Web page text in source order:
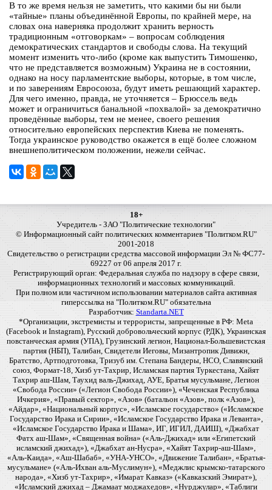
В то же время нельзя не заметить, что какими бы ни были
«тайные» планы объединённой Европы, по крайней мере, на
словах она наверняка продолжит хранить верность
традиционным «отговоркам» – вопросам соблюдения
демократических стандартов и свободы слова. На текущий
момент изменить что-либо (кроме как выпустить Тимошенко,
что не представляется возможным) Украина не в состоянии,
однако на носу парламентские выборы, которые, в том числе,
и по заверениям Евросоюза, будут иметь решающий характер.
Для чего именно, правда, не уточняется – Брюссель ведь
может и ограничиться банальной «похвалой» за демократично
проведённые выборы, тем не менее, своего решения
относительно европейских перспектив Киева не поменять.
Тогда украинское руководство окажется в ещё более сложном
внешнеполитическом положении, нежели сейчас.
18+
Учредитель - ЗАО "Политические технологии"
© Информационный сайт политических комментариев "Политком.RU"
2001-2018
Свидетельство о регистрации средства массовой информации Эл № ФС77-
69227 от 06 апреля 2017 г.
Регистрирующий орган: Федеральная служба по надзору в сфере связи,
информационных технологий и массовых коммуникаций.
При полном или частичном использовании материалов сайта активная
гиперссылка на "Политком.RU" обязательна
Разработчик: Standarta.NET
*Организации, экстремисты и террористы, запрещенные в РФ: Meta
(Facebook и Instagram), Русский добровольческий корпус (РДК), Украинская
повстанческая армия (УПА), Грузинский легион, Национал-Большевистская
партия (НБП), Талибан, Свидетели Иеговы, Мизантропик Дивижн,
Братство, Артподготовка, Тризуб им. Степана Бандеры, НСО, Славянский
союз, Формат-18, Хизб ут-Тахрир, Исламская партия Туркестана, Хайят
Тахрир аш-Шам, Таухид валь-Джихад, АУЕ, Братья мусульмане, Легион
«Свобода России» («Легион Свобода России»), «Чеченская Республика
Ичкерия», «Правый сектор», «Азов» (батальон «Азов», полк «Азов»),
«Айдар», «Национальный корпус», «Исламское государство» («Исламское
Государство Ирака и Сирии», «Исламское Государство Ирака и Леванта»,
«Исламское Государство Ирака и Шама», ИГ, ИГИЛ, ДАИШ), «Джабхат
Фатх аш-Шам», «Священная война» («Аль-Джихад» или «Египетский
исламский джихад»), «Джабхат ан-Нусра», «Хайят Тахрир-аш-Шам»,
«Аль-Каида», «Аш-Шабаб», «УНА-УНСО», «Движение Талибан», «Братья-
мусульмане» («Аль-Ихван аль-Муслимун»), «Меджлис крымско-татарского
народа», «Хизб ут-Тахрир», «Имарат Кавказ» («Кавказский Эмират»),
«Исламский джихад – Джамаат моджахедов», «Нурджулар», «Таблиги